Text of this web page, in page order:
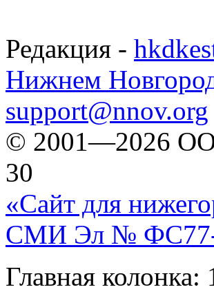
Редакция -
Нижнем
support@nnov.org
© 2001—2026
30
«Сайт для
СМИ Эл № ФС77-
Главная колонка: